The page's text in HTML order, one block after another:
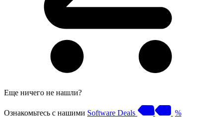
Еще ничего не нашли?
Ознакомьтесь с нашими Software Deals %